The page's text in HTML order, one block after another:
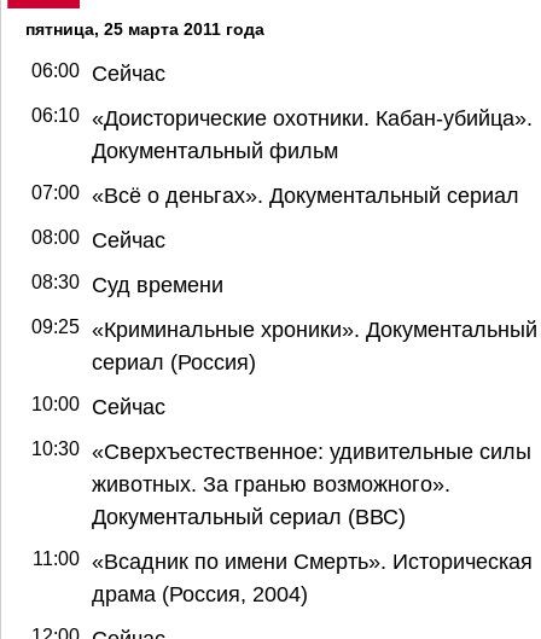
пятница, 25 марта 2011 года
06:00 Сейчас
06:10 «Доисторические охотники. Кабан-убийца».
Документальный фильм
07:00 «Всё о деньгах». Документальный сериал
08:00 Сейчас
08:30 Суд времени
09:25 «Криминальные хроники». Документальный
сериал (Россия)
10:00 Сейчас
10:30 «Сверхъестественное: удивительные силы
животных. За гранью возможного».
Документальный сериал (ВВС)
11:00 «Всадник по имени Смерть». Историческая
драма (Россия, 2004)